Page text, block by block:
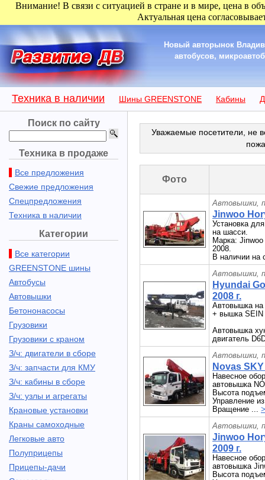
Внимание! В связи с ситуацией в стране и в мире, цена в
Актуальная цена
Новый авторынок
автобусов,
Техника в наличии Шины GREENSTONE Кабины
Поиск по сайту
Техника в продаже
Все предложения
Свежие предложения
Спецпредложения
Техника в наличии
Категории
Все категории
GREENSTONE шины
Автобусы
Автовышки
Бетононасосы
Грузовики
Грузовики с краном
З/ч: двигатели в сборе
З/ч: запчасти для КМУ
З/ч: кабины в сборе
З/ч: узлы и агрегаты
Крановые установки
Краны самоходные
Легковые авто
Полуприцепы
Прицепы-дачи
Уважаемые посетители, не
Фото
Автовышки,
Jinwoo
Установка
на шасси.
Марка:
2008.
В наличии на
Автовышки,
Hyundai
2008 г.
Автовышка на
+ вышка SEIN
Автовышка
двигатель
Автовышки,
Novas
Навесное
автовышка
Высота
Управление
Вращение ...
Автовышки,
Jinwoo
2009 г.
Навесное
автовышка
Высота